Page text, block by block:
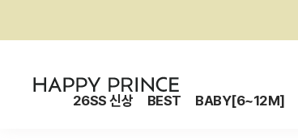
26SS 신상 BEST BABY[6~12M]